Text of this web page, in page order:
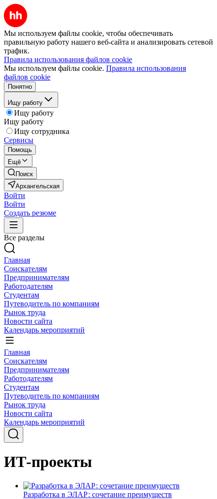
Мы используем файлы cookie, чтобы обеспечивать
правильную работу нашего веб-сайта и анализировать сетевой
трафик.
Правила использования файлов cookie
Мы используем файлы cookie. Правила использования
файлов cookie
Понятно
Ищу работу
Ищу работу
Ищу работу
Ищу сотрудника
Сервисы
Помощь
Ещё
Поиск
Архангельская
Войти
Войти
Создать резюме
Все разделы
Главная
Соискателям
Предпринимателям
Работодателям
Студентам
Путеводитель по компаниям
Рынок труда
Новости сайта
Календарь мероприятий
Главная
Соискателям
Предпринимателям
Работодателям
Студентам
Путеводитель по компаниям
Рынок труда
Новости сайта
Календарь мероприятий
ИТ-проекты
Разработка в ЭЛАР: сочетание преимуществ